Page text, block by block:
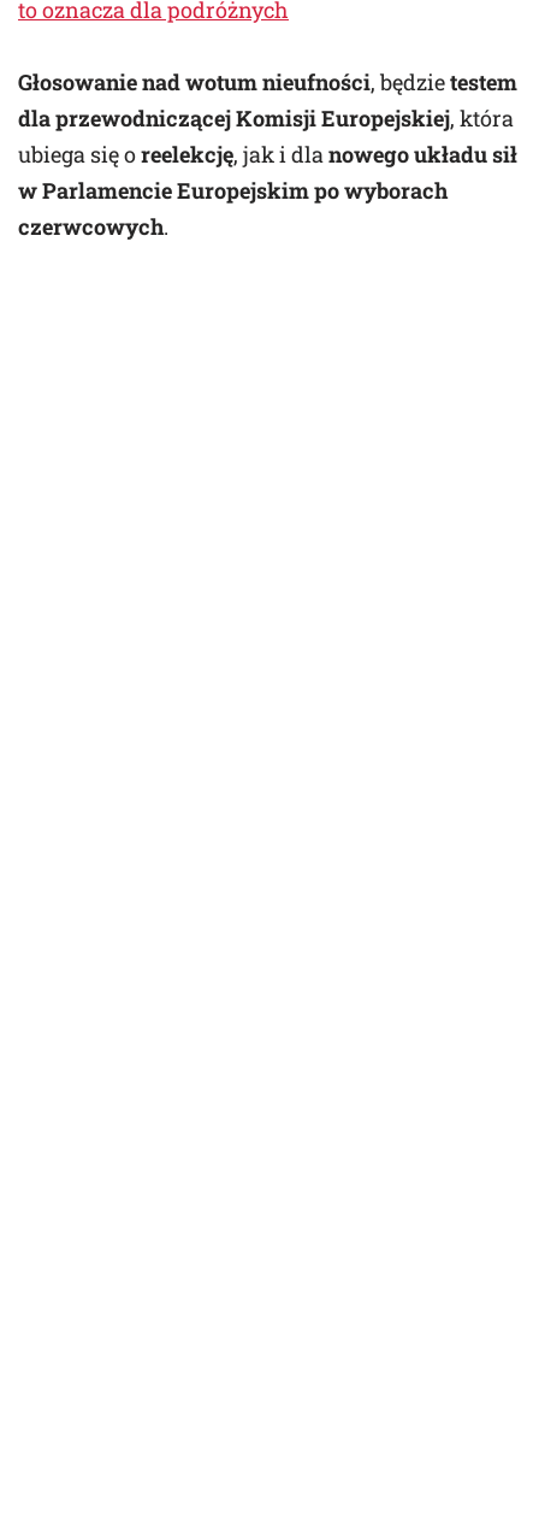
to oznacza dla podróżnych
Głosowanie nad wotum nieufności, będzietestem
dla przewodniczącej Komisji Europejskiej, która
ubiega się oreelekcję, jak i dlanowego układu sił
w Parlamencie Europejskim po wyborach
czerwcowych.